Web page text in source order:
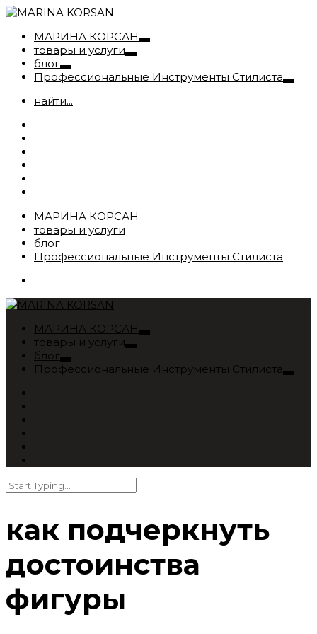
МАРИНА КОРСАН
товары и услуги
блог
Профессиональные Инструменты Стилиста
найти...
МАРИНА КОРСАН
товары и услуги
блог
Профессиональные Инструменты Стилиста
МАРИНА КОРСАН
товары и услуги
блог
Профессиональные Инструменты Стилиста
как подчеркнуть
достоинства
фигуры